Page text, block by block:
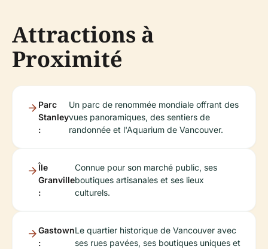
Attractions à
Proximité
Parc
Stanley
:
Un parc de renommée mondiale offrant des
vues panoramiques, des sentiers de
randonnée et l'Aquarium de Vancouver.
Île
Granville
:
Connue pour son marché public, ses
boutiques artisanales et ses lieux
culturels.
Gastown
:
Le quartier historique de Vancouver avec
ses rues pavées, ses boutiques uniques et